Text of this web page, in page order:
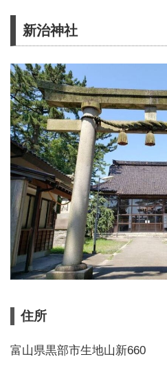
新治神社
住所
富山県黒部市生地山新660